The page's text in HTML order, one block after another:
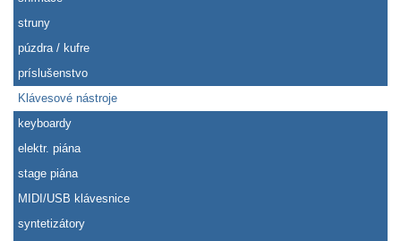
struny
púzdra / kufre
príslušenstvo
Klávesové nástroje
keyboardy
elektr. piána
stage piána
MIDI/USB klávesnice
syntetizátory